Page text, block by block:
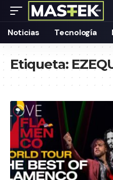
Noticias Tecnología
Etiqueta: